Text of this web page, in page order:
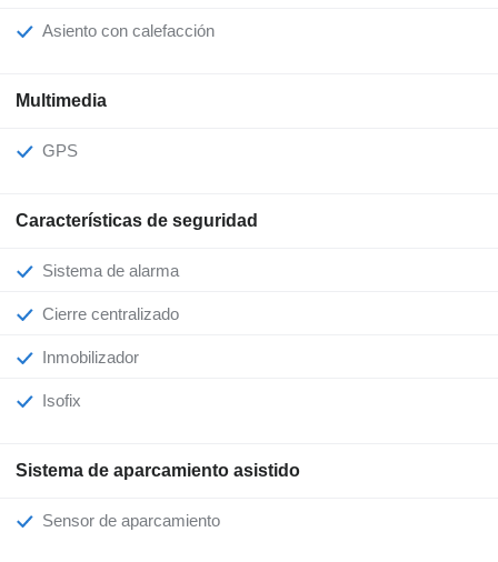
Asiento con calefacción
Multimedia
GPS
Características de seguridad
Sistema de alarma
Cierre centralizado
Inmobilizador
Isofix
Sistema de aparcamiento asistido
Sensor de aparcamiento